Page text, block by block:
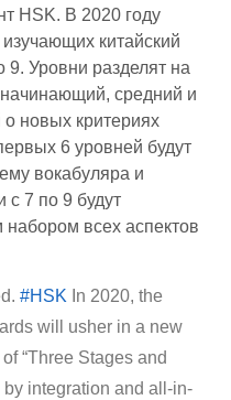
HSK. В 2020 году
китайский
9. Уровни разделят на
средний и
новых критериях
6 уровней будут
вокабуляра и
с 7 по 9 будут
всех аспектов
#HSK In 2020, the
will usher in a new
“Three Stages and
by integration and all-in-